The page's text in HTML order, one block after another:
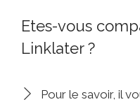
Etes-vous
Linklater ?
Pour le savoir, il